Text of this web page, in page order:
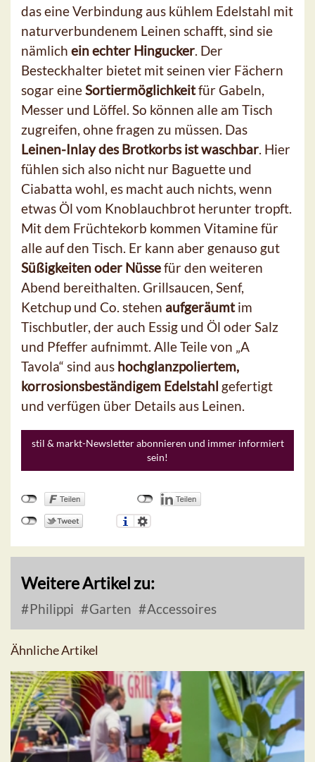
das eine Verbindung aus kühlem Edelstahl mit
naturverbundenem Leinen schafft, sind sie
nämlich ein echter Hingucker. Der
Besteckhalter bietet mit seinen vier Fächern
sogar eineSortiermöglichkeitfür Gabeln,
Messer und Löffel. So können alle am Tisch
zugreifen, ohne fragen zu müssen. Das
Leinen-Inlay des Brotkorbs ist waschbar. Hier
fühlen sich also nicht nur Baguette und
Ciabatta wohl, es macht auch nichts, wenn
etwas Öl vom Knoblauchbrot herunter tropft.
Mit dem Früchtekorb kommen Vitamine für
alle auf den Tisch. Er kann aber genauso gut
Süßigkeiten oder Nüssefür den weiteren
Abend bereithalten. Grillsaucen, Senf,
Ketchup und Co. stehen aufgeräumtim
Tischbutler, der auch Essig und Öl oder Salz
und Pfeffer aufnimmt. Alle Teile von „A
Tavola“ sind aus hochglanzpoliertem,
korrosionsbeständigem Edelstahl gefertigt
und verfügen über Details aus Leinen.
stil & markt-Newsletter abonnieren und immer informiert
sein!
Weitere Artikel zu:
Philippi Garten Accessoires
Ähnliche Artikel